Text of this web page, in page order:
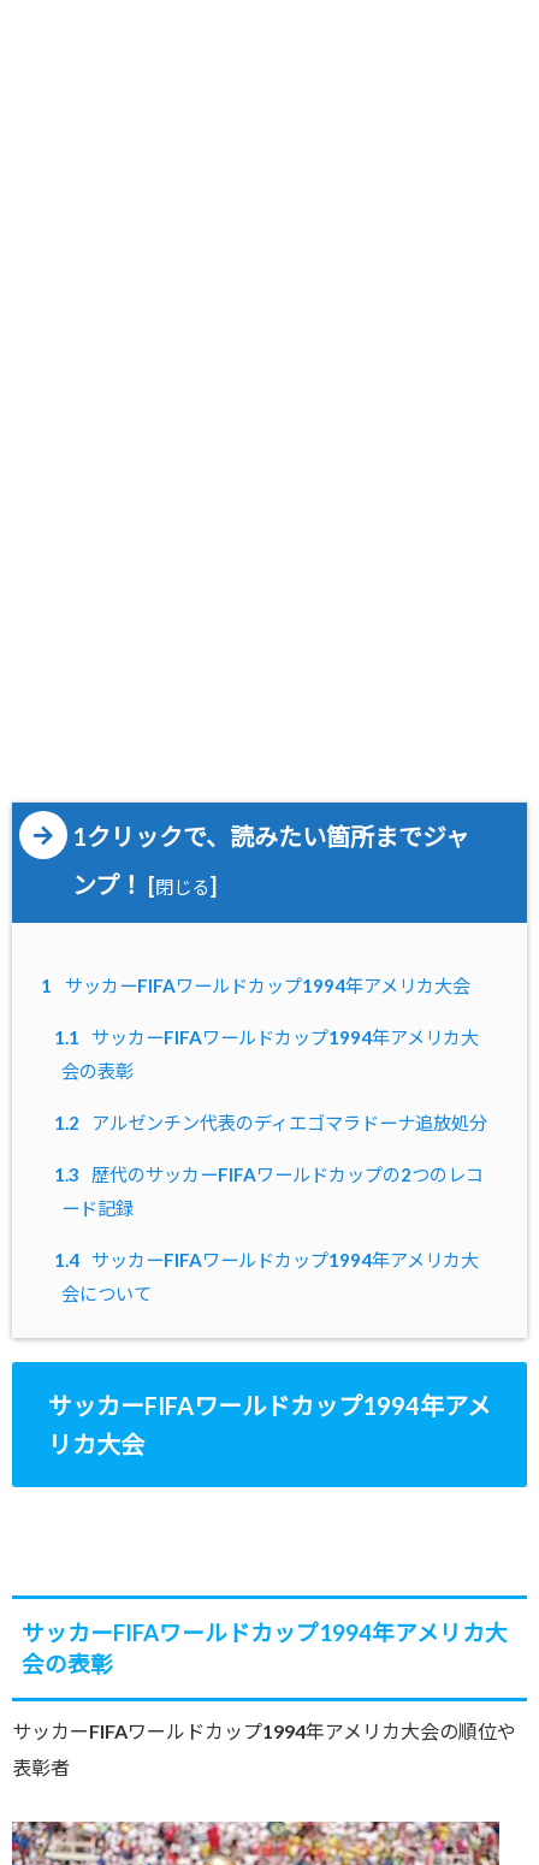
1クリックで、読みたい箇所までジャ
ンプ！
[閉じる]
1 サッカーFIFAワールドカップ1994年アメリカ大会
1.1
サッカーFIFAワールドカップ1994年アメリカ大
会の表彰
1.2 アルゼンチン代表のディエゴマラドーナ追放処分
1.3
歴代のサッカーFIFAワールドカップの2つのレコ
ード記録
1.4 サッカーFIFAワールドカップ1994年アメリカ大
会について
サッカーFIFAワールドカップ1994年アメ
リカ大会
サッカーFIFAワールドカップ1994年アメリカ大
会の表彰
サッカーFIFAワールドカップ1994年アメリカ大会の順位や
表彰者